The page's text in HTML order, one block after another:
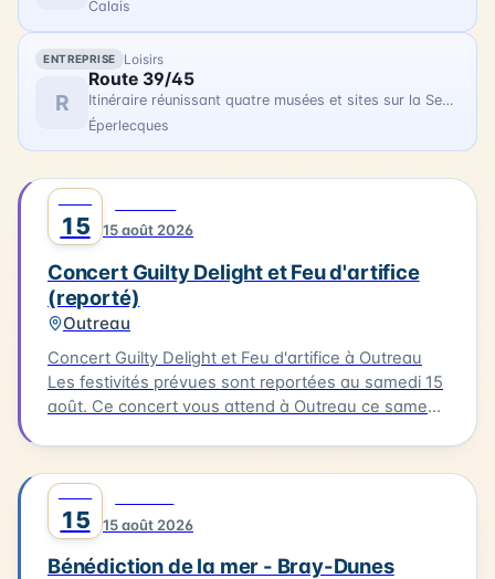
Calais
ENTREPRISE Loisirs
R
Route 39/45
Itinéraire réunissant quatre musées et sites sur la Seconde Guerre Mondiale
Éperlecques
15 15 août 2026
Concert Guilty Delight et Feu d'artifice
(reporté)
Outreau
Concert Guilty Delight et Feu d'artifice à Outreau
Les festivités prévues sont reportées au samedi 15
août. Ce concert vous attend à Outreau ce samedi
15 15 août 2026
Bénédiction de la mer - Bray-Dunes